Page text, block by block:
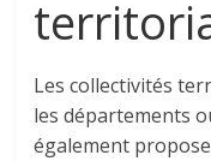
Les collectivités
les départements
également